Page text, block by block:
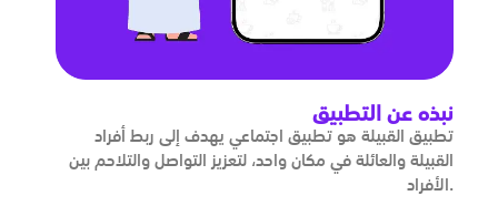
نبذه عن التطبيق
تطبيق القبيلة هو تطبيق اجتماعي يهدف إلى ربط أفراد
القبيلة والعائلة في مكان واحد، لتعزيز التواصل والتلاحم بين
الأفراد.